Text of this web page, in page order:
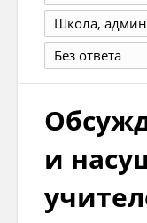
Без ответа
и